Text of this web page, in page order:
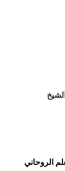
الروحاني